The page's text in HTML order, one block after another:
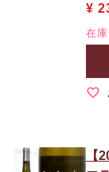
¥
在
【